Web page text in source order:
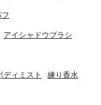
フ
アイシャドウブラシ
ディミスト 練り香水